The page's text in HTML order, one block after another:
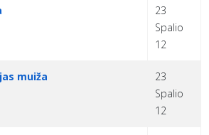
23
Spalio
12
muiža
23
Spalio
12